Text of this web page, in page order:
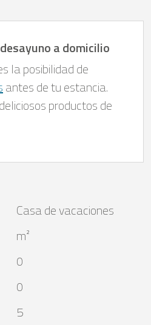
a domicilio
la posibilidad de
antes de tu estancia.
productos de
Casa de vacaciones
m²
0
0
5